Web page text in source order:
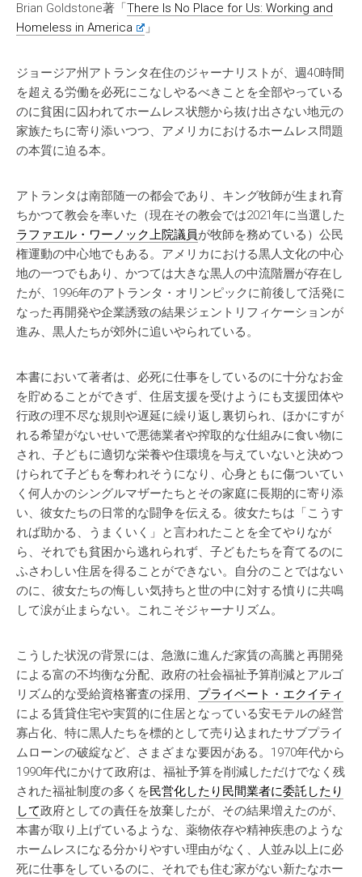
Brian Goldstone著「There Is No Place for Us: Working and
Homeless in America
」
ジョージア州アトランタ在住のジャーナリストが、週40時間
を超える労働を必死にこなしやるべきことを全部やっている
のに貧困に囚われてホームレス状態から抜け出さない地元の
家族たちに寄り添いつつ、アメリカにおけるホームレス問題
の本質に迫る本。
アトランタは南部随一の都会であり、キング牧師が生まれ育
ちかつて教会を率いた（現在その教会では2021年に当選した
ラファエル・ワーノック上院議員が牧師を務めている）公民
権運動の中心地でもある。アメリカにおける黒人文化の中心
地の一つでもあり、かつては大きな黒人の中流階層が存在し
たが、1996年のアトランタ・オリンピックに前後して活発に
なった再開発や企業誘致の結果ジェントリフィケーションが
進み、黒人たちが郊外に追いやられている。
本書において著者は、必死に仕事をしているのに十分なお金
を貯めることができず、住居支援を受けようにも支援団体や
行政の理不尽な規則や遅延に繰り返し裏切られ、ほかにすが
れる希望がないせいで悪徳業者や搾取的な仕組みに食い物に
され、子どもに適切な栄養や住環境を与えていないと決めつ
けられて子どもを奪われそうになり、心身ともに傷ついてい
く何人かのシングルマザーたちとその家庭に長期的に寄り添
い、彼女たちの日常的な闘争を伝える。彼女たちは「こうす
れば助かる、うまくいく」と言われたことを全てやりなが
ら、それでも貧困から逃れられず、子どもたちを育てるのに
ふさわしい住居を得ることができない。自分のことではない
のに、彼女たちの悔しい気持ちと世の中に対する憤りに共鳴
して涙が止まらない。これこそジャーナリズム。
こうした状況の背景には、急激に進んだ家賃の高騰と再開発
による富の不均衡な分配、政府の社会福祉予算削減とアルゴ
リズム的な受給資格審査の採用、 プライベート・エクイティ
による賃貸住宅や実質的に住居となっている安モテルの経営
寡占化、特に黒人たちを標的として売り込まれたサブプライ
ムローンの破綻など、さまざまな要因がある。1970年代から
1990年代にかけて政府は、福祉予算を削減しただけでなく残
された福祉制度の多くを民営化したり民間業者に委託したり
して政府としての責任を放棄したが、その結果増えたのが、
本書が取り上げているような、薬物依存や精神疾患のような
ホームレスになる分かりやすい理由がなく、人並み以上に必
死に仕事をしているのに、それでも住む家がない新たなホー